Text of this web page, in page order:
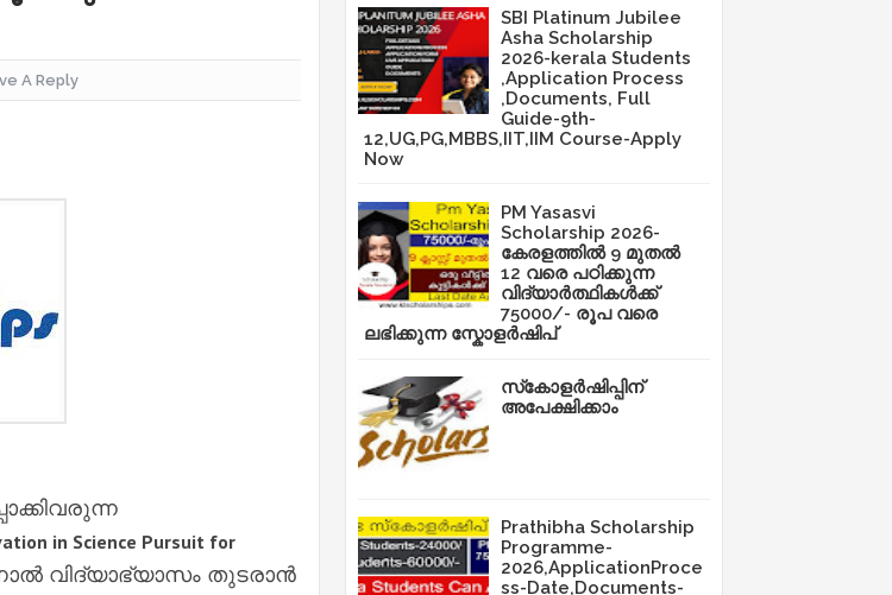
A Reply
in Science Pursuit for
വിദ്യാഭ്യാസം തുടരാൻ
SBI Platinum Jubilee
Asha Scholarship
2026-kerala Students
,Application Process
,Documents, Full
Guide-9th-
12,UG,PG,MBBS,IIT,IIM Course-Apply
Now
PM Yasasvi
Scholarship 2026-
കേരളത്തിൽ 9 മുതൽ
12 വരെ പഠിക്കുന്ന
വിദ്യാർത്ഥികൾക്ക്
75000/- രൂപ വരെ
ലഭിക്കുന്ന സ്കോളർഷിപ്
സ്‌കോളർഷിപ്പിന്
അപേക്ഷിക്കാം
Prathibha Scholarship
Programme-
2026,ApplicationProce
ss-Date,Documents-